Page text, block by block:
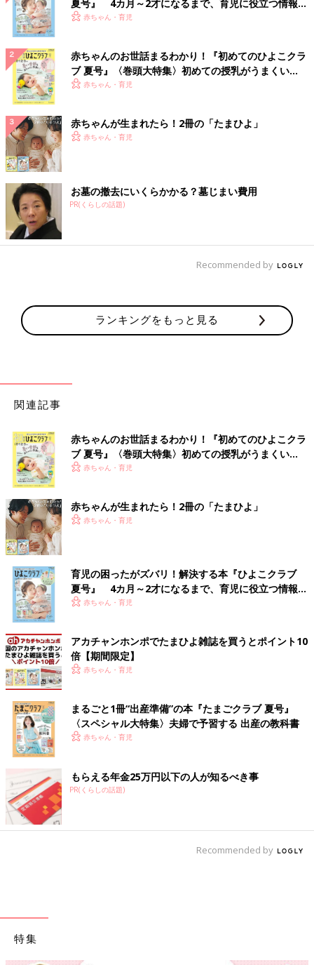
夏号』 4カ月～2才になるまで、育児に役立つ情報が
いっぱい！
赤ちゃん・育児
赤ちゃんのお世話まるわかり！『初めてのひよこクラ
ブ 夏号』〈巻頭大特集〉初めての授乳がうまくい
く！ おっぱい・ミルクの基本と夏のトラブル 解決テ
赤ちゃん・育児
赤ちゃんが生まれたら！2冊の「たまひよ」
赤ちゃん・育児
お墓の撤去にいくらかかる？墓じまい費用
PR(くらしの話題)
Recommended by
ランキングをもっと見る
関連記事
赤ちゃんのお世話まるわかり！『初めてのひよこクラ
ブ 夏号』〈巻頭大特集〉初めての授乳がうまくい
く！ おっぱい・ミルクの基本と夏のトラブル 解決テ
赤ちゃん・育児
赤ちゃんが生まれたら！2冊の「たまひよ」
赤ちゃん・育児
育児の困ったがズバリ！解決する本『ひよこクラブ
夏号』 4カ月～2才になるまで、育児に役立つ情報が
いっぱい！
赤ちゃん・育児
アカチャンホンポでたまひよ雑誌を買うとポイント10
倍【期間限定】
赤ちゃん・育児
まるごと1冊“出産準備”の本『たまごクラブ 夏号』
〈スペシャル大特集〉夫婦で予習する 出産の教科書
赤ちゃん・育児
もらえる年金25万円以下の人が知るべき事
PR(くらしの話題)
Recommended by
特集